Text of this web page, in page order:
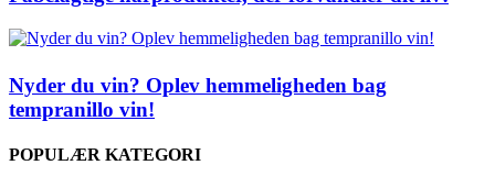
Nyder du vin? Oplev hemmeligheden bag
tempranillo vin!
POPULÆR KATEGORI